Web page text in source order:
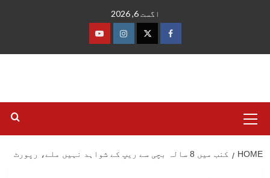
اگست 6, 2026
فیس
ٹوئٹرانسٹاگرام
یوٹیوب
Menu
HOME کنب میں 8 سالہ بچی سے ریپ کے شواہد نہیں ملے، رپورٹ